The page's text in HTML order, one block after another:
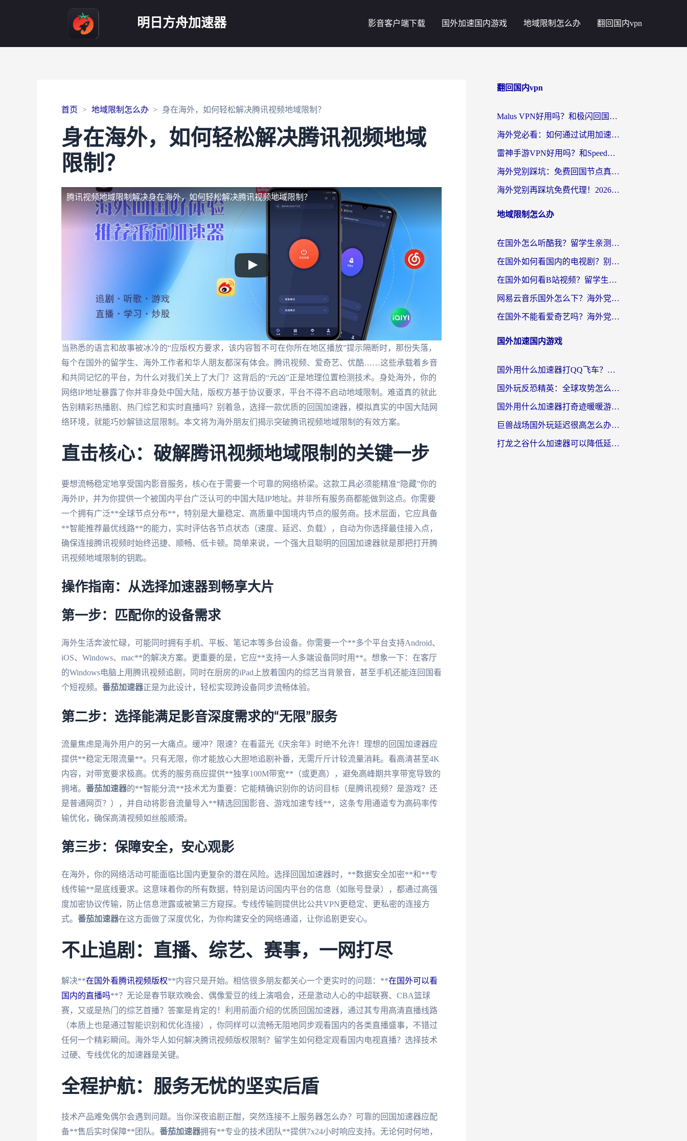
明日方舟加速器 影音客户端下载 国外加速国内游戏 地域限制怎么办 翻回国内vpn
首页 地域限制怎么办 身在海外，如何轻松解决腾讯视频地域限制？
身在海外，如何轻松解决腾讯视频地域
限制？
腾讯视频地域限制解决身在海外，如何轻松解决腾讯视频地域限制？
当熟悉的语言和故事被冰冷的“应版权方要求，该内容暂不可在你所在地区播放”提示隔断时，那份失落，
每个在国外的留学生、海外工作者和华人朋友都深有体会。腾讯视频、爱奇艺、优酷……这些承载着乡音
和共同记忆的平台，为什么对我们关上了大门？这背后的“元凶”正是地理位置检测技术。身处海外，你的
网络IP地址暴露了你并非身处中国大陆，版权方基于协议要求，平台不得不启动地域限制。难道真的就此
告别精彩热播剧、热门综艺和实时直播吗？别着急，选择一款优质的回国加速器，模拟真实的中国大陆网
络环境，就能巧妙解锁这层限制。本文将为海外朋友们揭示突破腾讯视频地域限制的有效方案。
直击核心：破解腾讯视频地域限制的关键一步
要想流畅稳定地享受国内影音服务，核心在于需要一个可靠的网络桥梁。这款工具必须能精准“隐藏”你的
海外IP，并为你提供一个被国内平台广泛认可的中国大陆IP地址。并非所有服务商都能做到这点。你需要
一个拥有广泛**全球节点分布**，特别是大量稳定、高质量中国境内节点的服务商。技术层面，它应具备
**智能推荐最优线路**的能力，实时评估各节点状态（速度、延迟、负载），自动为你选择最佳接入点，
确保连接腾讯视频时始终迅捷、顺畅、低卡顿。简单来说，一个强大且聪明的回国加速器就是那把打开腾
讯视频地域限制的钥匙。
操作指南：从选择加速器到畅享大片
第一步：匹配你的设备需求
海外生活奔波忙碌，可能同时拥有手机、平板、笔记本等多台设备。你需要一个**多个平台支持Android、
iOS、Windows、mac**的解决方案。更重要的是，它应**支持一人多端设备同时用**。想象一下：在客厅
的Windows电脑上用腾讯视频追剧，同时在厨房的iPad上放着国内的综艺当背景音，甚至手机还能连回国看
个短视频。 番茄加速器正是为此设计，轻松实现跨设备同步流畅体验。
第二步：选择能满足影音深度需求的“无限”服务
流量焦虑是海外用户的另一大痛点。缓冲？限速？在看蓝光《庆余年》时绝不允许！理想的回国加速器应
提供**稳定无限流量**。只有无限，你才能放心大胆地追剧补番，无需斤斤计较流量消耗。看高清甚至4K
内容，对带宽要求极高。优秀的服务商应提供**独享100M带宽**（或更高），避免高峰期共享带宽导致的
拥堵。 番茄加速器的**智能分流**技术尤为重要：它能精确识别你的访问目标（是腾讯视频？是游戏？还
是普通网页？），并自动将影音流量导入**精选回国影音、游戏加速专线**，这条专用通道专为高码率传
输优化，确保高清视频如丝般顺滑。
第三步：保障安全，安心观影
在海外，你的网络活动可能面临比国内更复杂的潜在风险。选择回国加速器时，**数据安全加密**和**专
线传输**是底线要求。这意味着你的所有数据，特别是访问国内平台的信息（如账号登录），都通过高强
度加密协议传输，防止信息泄露或被第三方窥探。专线传输则提供比公共VPN更稳定、更私密的连接方
式。 番茄加速器在这方面做了深度优化，为你构建安全的网络通道，让你追剧更安心。
不止追剧：直播、综艺、赛事，一网打尽
解决**在国外看腾讯视频版权**内容只是开始。相信很多朋友都关心一个更实时的问题：**在国外可以看
国内的直播吗**？无论是春节联欢晚会、偶像爱豆的线上演唱会，还是激动人心的中超联赛、CBA篮球
赛，又或是热门的综艺首播？答案是肯定的！利用前面介绍的优质回国加速器，通过其专用高清直播线路
（本质上也是通过智能识别和优化连接），你同样可以流畅无阻地同步观看国内的各类直播盛事，不错过
任何一个精彩瞬间。海外华人如何解决腾讯视频版权限制？留学生如何稳定观看国内电视直播？选择技术
过硬、专线优化的加速器是关键。
全程护航：服务无忧的坚实后盾
技术产品难免偶尔会遇到问题。当你深夜追剧正酣，突然连接不上服务器怎么办？可靠的回国加速器应配
备**售后实时保障**团队。 番茄加速器拥有**专业的技术团队**提供7x24小时响应支持。无论何时何地，
翻回国内vpn
Malus VPN好用吗？和极闪回国VPN对比哪个回国效果更好？海外党亲测3款加速器+避坑指南
海外党必看：如何通过试用加速器解决国内APP地区限制？附2026最新对比测评
雷神手游VPN好用吗？和SpeedCN VPN对比哪个回国效果更好？海外党亲测3款加速器+避坑指南
海外党别踩坑：免费回国节点真的靠谱吗？教你选对加速器无缝访问国内资源
海外党别再踩坑免费代理！2026回国加速器全攻略：从选线到避坑，无缝访问国内资源
地域限制怎么办
在国外怎么听酷我？留学生亲测：用对加速器就能畅听国内音乐听书
在国外如何看国内的电视剧？别让地域限制成为追剧路上的绊脚石
在国外如何看B站视频？留学生亲测有效的回国加速器选择指南
网易云音乐国外怎么下？海外党亲测有效的回国加速器指南
在国外不能看爱奇艺吗？海外党追剧必看的回国加速器选择指南
国外加速国内游戏
国外用什么加速器打QQ飞车？海外党亲测有效的国服游戏加速指南
国外玩反恐精英：全球攻势怎么不卡？老玩家亲测的加速器选择指南
国外用什么加速器打奇迹暖暖游戏？海外党国服手游畅玩全攻略（附3款热门游戏实测）
巨兽战场国外玩延迟很高怎么办？海外党亲测的国服游戏加速解决方案
打龙之谷什么加速器可以降低延迟？海外玩家亲测有效的国服加速指南